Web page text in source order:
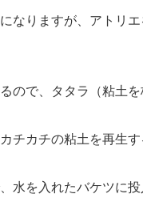
なりますが、アトリ
ので、タタラ（粘土
チカチの粘土を再生
水を入れたバケツに